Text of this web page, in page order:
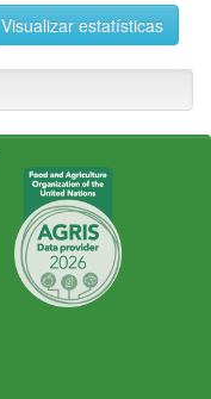
Visualizar estatísticas